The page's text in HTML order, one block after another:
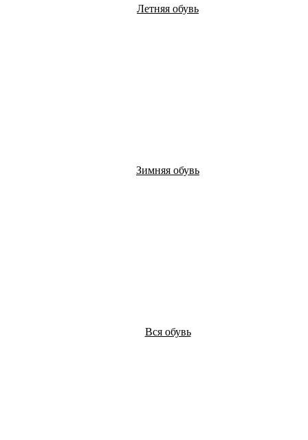
Летняя обувь
Зимняя обувь
Вся обувь